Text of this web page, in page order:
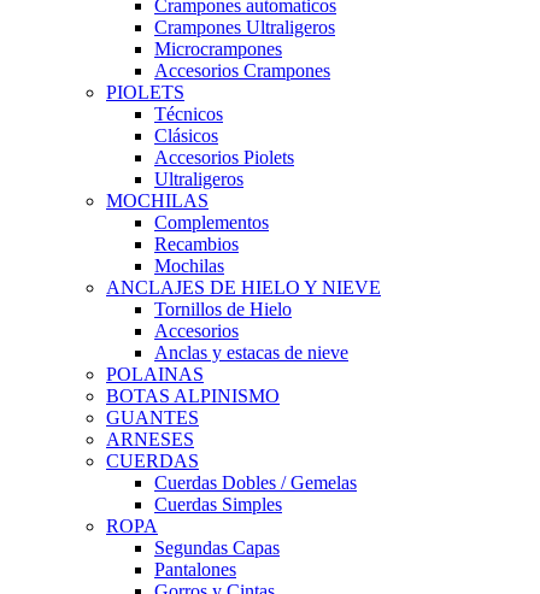
Crampones automaticos
Crampones Ultraligeros
Microcrampones
Accesorios Crampones
PIOLETS
Técnicos
Clásicos
Accesorios Piolets
Ultraligeros
MOCHILAS
Complementos
Recambios
Mochilas
ANCLAJES DE HIELO Y NIEVE
Tornillos de Hielo
Accesorios
Anclas y estacas de nieve
POLAINAS
BOTAS ALPINISMO
GUANTES
ARNESES
CUERDAS
Cuerdas Dobles / Gemelas
Cuerdas Simples
ROPA
Segundas Capas
Pantalones